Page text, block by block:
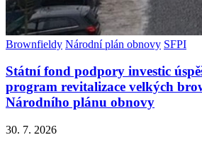
Brownfieldy Národní plán obnovy SFPI
Státní fond podpory investic
program revitalizace velkých
Národního plánu obnovy
30. 7. 2026